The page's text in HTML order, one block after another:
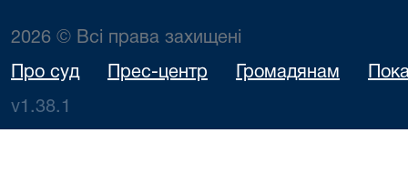
2026 © Всі права захищені
Про суд Прес-центр Громадянам
v1.38.1